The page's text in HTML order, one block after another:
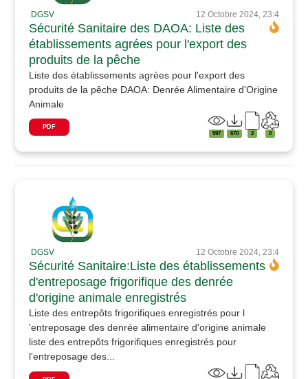
DGSV 12 Octobre 2024, 23:4
Sécurité Sanitaire des DAOA: Liste des
établissements agrées pour l'export des
produits de la pêche
Liste des établissements agrées pour l'export des
produits de la pêche DAOA: Denrée Alimentaire d'Origine
Animale
PDF
597 670 2 0
DGSV 12 Octobre 2024, 23:4
Sécurité Sanitaire:Liste des établissements
d'entreposage frigorifique des denrée
d'origine animale enregistrés
Liste des entrepôts frigorifiques enregistrés pour l
'entreposage des denrée alimentaire d'origine animale
liste des entrepôts frigorifiques enregistrés pour
l'entreposage des...